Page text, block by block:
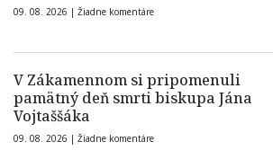
09. 08. 2026 | Žiadne komentáre
V Zákamennom si pripomenuli
pamätný deň smrti biskupa Jána
Vojtaššáka
09. 08. 2026 | Žiadne komentáre